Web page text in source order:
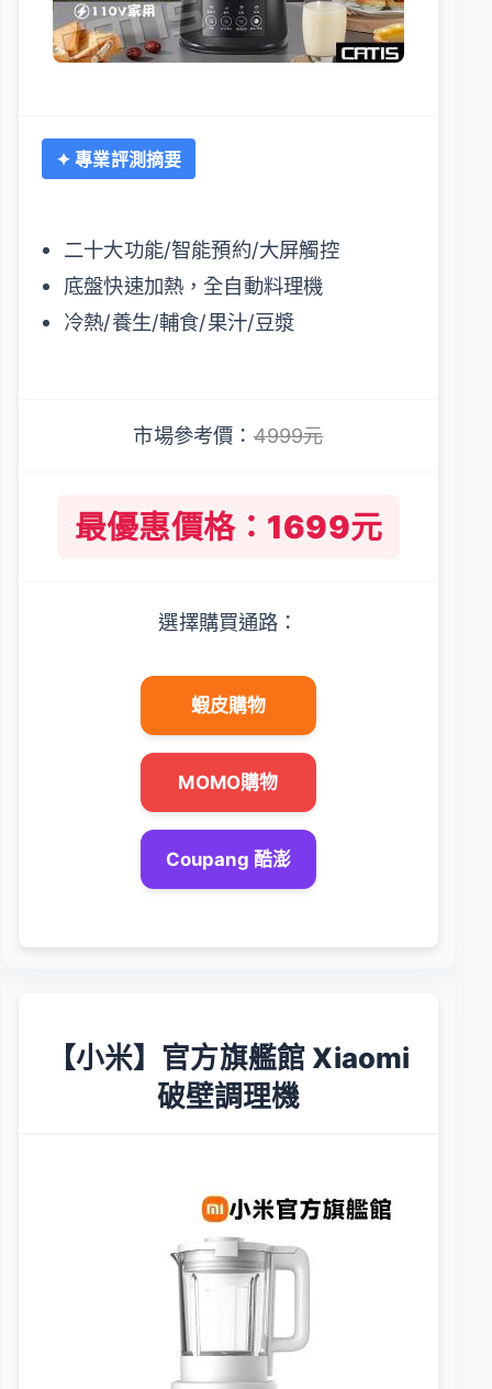
✦ 專業評測摘要
二十大功能/智能預約/大屏觸控
底盤快速加熱，全自動料理機
冷熱/養生/輔食/果汁/豆漿
市場參考價：4999元
最優惠價格：1699元
選擇購買通路：
蝦皮購物
MOMO購物
Coupang 酷澎
【小米】官方旗艦館 Xiaomi
破壁調理機